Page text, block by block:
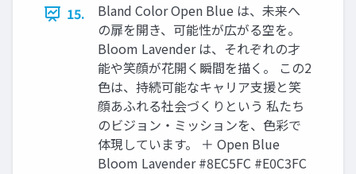
15.
Bland Color Open Blue は、未来へ
の扉を開き、可能性が広がる空を。
Bloom Lavender は、それぞれの才
能や笑顔が花開く瞬間を描く。 この2
色は、持続可能なキャリア支援と笑
顔あふれる社会づくりという 私たち
のビジョン・ミッションを、色彩で
体現しています。 ＋ Open Blue
Bloom Lavender #8EC5FC #E0C3FC